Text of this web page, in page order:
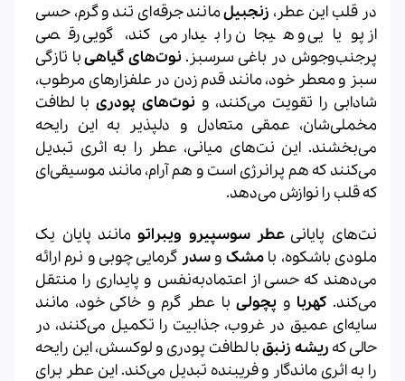
در قلب این عطر، زنجبیلمانند جرقه‌ای تند و گرم، حسی
از پویایی و هیجان را بیدار می‌کند، گویی رقصی
پرجنب‌وجوش در باغی سرسبز.نوت‌های گیاهیبا تازگی
سبز و معطر خود، مانند قدم زدن در علفزارهای مرطوب،
شادابی را تقویت می‌کنند، ونوت‌های پودری با لطافت
مخملی‌شان، عمقی متعادل و دلپذیر به این رایحه
می‌بخشند. این نت‌های میانی، عطر را به اثری تبدیل
می‌کنند که هم پرانرژی است و هم آرام، مانند موسیقی‌ای
که قلب را نوازش می‌دهد.
نت‌های پایانی عطر سوسپیرو ویبراتومانند پایان یک
ملودی باشکوه، با مشکوسدر گرمایی چوبی و نرم ارائه
می‌دهند که حسی از اعتمادبه‌نفس و پایداری را منتقل
می‌کند. کهربا و پچولیبا عطر گرم و خاکی خود، مانند
سایه‌ای عمیق در غروب، جذابیت را تکمیل می‌کنند، در
حالی که ریشه زنبقبا لطافت پودری و لوکسش، این رایحه
را به اثری ماندگار و فریبنده تبدیل می‌کند. این عطر برای